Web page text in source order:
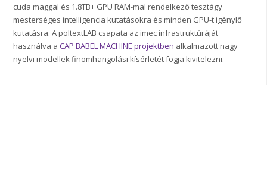
cuda maggal és 1.8TB+ GPU RAM-mal rendelkező tesztágy
mesterséges intelligencia kutatásokra és minden GPU-t igénylő
kutatásra. A poltextLAB csapata az imec infrastruktúráját
használva aCAP BABEL MACHINE projektben alkalmazott nagy
nyelvi modellek finomhangolási kísérletét fogja kivitelezni.